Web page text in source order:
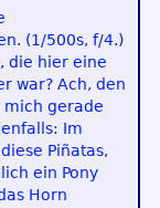
(1/500s, f/4.)
die hier eine
war? Ach, den
gerade
Im
Piñatas,
ein Pony
Horn